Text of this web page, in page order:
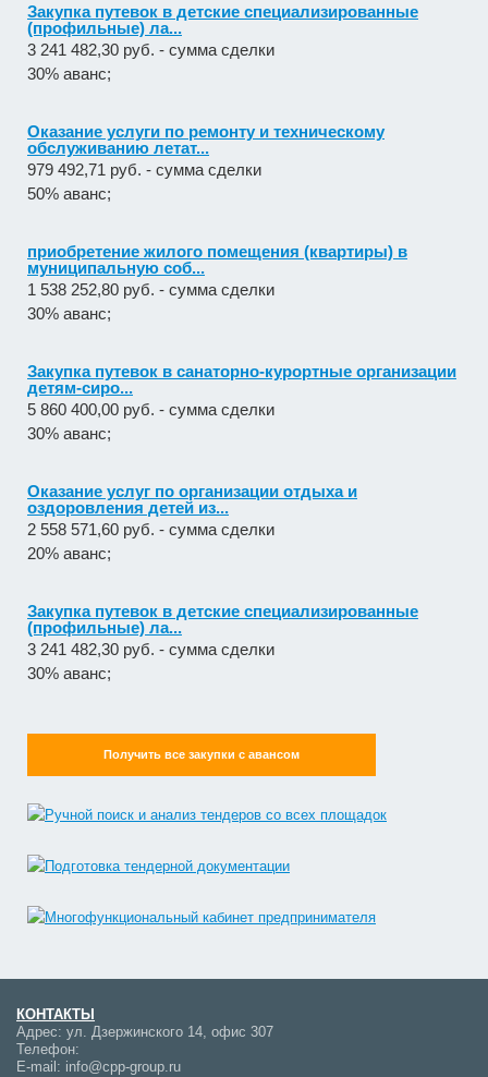
Закупка путевок в детские специализированные
(профильные) ла...
3 241 482,30 руб. - сумма сделки
30% аванс;
Оказание услуги по ремонту и техническому
обслуживанию летат...
979 492,71 руб. - сумма сделки
50% аванс;
приобретение жилого помещения (квартиры) в
муниципальную соб...
1 538 252,80 руб. - сумма сделки
30% аванс;
Закупка путевок в санаторно-курортные организации
детям-сиро...
5 860 400,00 руб. - сумма сделки
30% аванс;
Оказание услуг по организации отдыха и
оздоровления детей из...
2 558 571,60 руб. - сумма сделки
20% аванс;
Закупка путевок в детские специализированные
(профильные) ла...
3 241 482,30 руб. - сумма сделки
30% аванс;
Получить все закупки с авансом
КОНТАКТЫ
Адрес: ул. Дзержинского 14, офис 307
Телефон:
E-mail: info@cpp-group.ru